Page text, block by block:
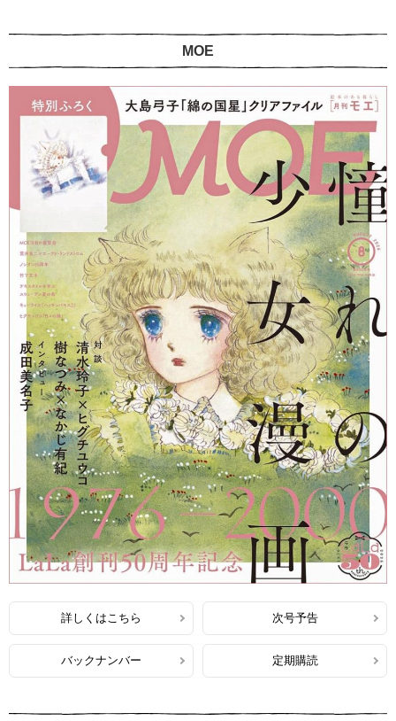
MOE
詳しくはこちら 次号予告
バックナンバー 定期購読